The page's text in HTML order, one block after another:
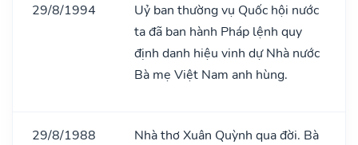
29/8/1994
Uỷ ban thường vụ Quốc hội nước
ta đã ban hành Pháp lệnh quy
định danh hiệu vinh dự Nhà nước
Bà mẹ Việt Nam anh hùng.
29/8/1988
Nhà thơ Xuân Quỳnh qua đời. Bà